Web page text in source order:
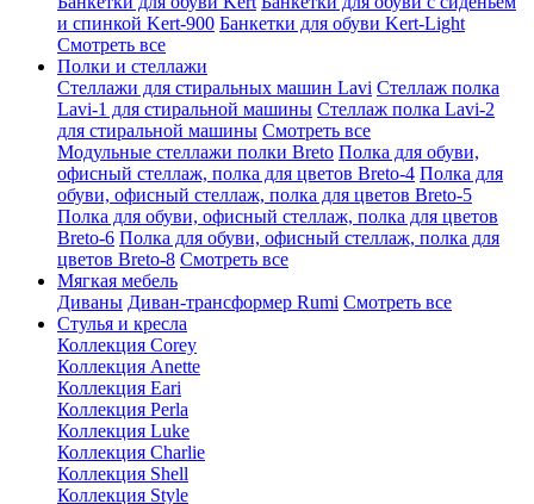
и спинкой Kert-900 Банкетки для обуви Kert-Light
Смотреть все
Полки и стеллажи
Стеллажи для стиральных машин Lavi Стеллаж полка
Lavi-1 для стиральной машины Стеллаж полка Lavi-2
для стиральной машины Смотреть все
Модульные стеллажи полки Breto Полка для обуви,
офисный стеллаж, полка для цветов Breto-4 Полка для
обуви, офисный стеллаж, полка для цветов Breto-5
Полка для обуви, офисный стеллаж, полка для цветов
Breto-6 Полка для обуви, офисный стеллаж, полка для
цветов Breto-8 Смотреть все
Мягкая мебель
Диваны Диван-трансформер Rumi Смотреть все
Стулья и кресла
Коллекция Corey
Коллекция Anette
Коллекция Eari
Коллекция Perla
Коллекция Luke
Коллекция Charlie
Коллекция Shell
Коллекция Style